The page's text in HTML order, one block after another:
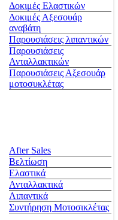
Δοκιμές Ελαστικών
Δοκιμές Αξεσουάρ
αναβάτη
Παρουσιάσεις λιπαντικών
Παρουσιάσεις
Ανταλλακτικών
Παρουσιάσεις Αξεσουάρ
μοτοσυκλέτας
Αfter Sales
Βελτίωση
Ελαστικά
Ανταλλακτικά
Λιπαντικά
Συντήρηση Μοτοσικλέτας